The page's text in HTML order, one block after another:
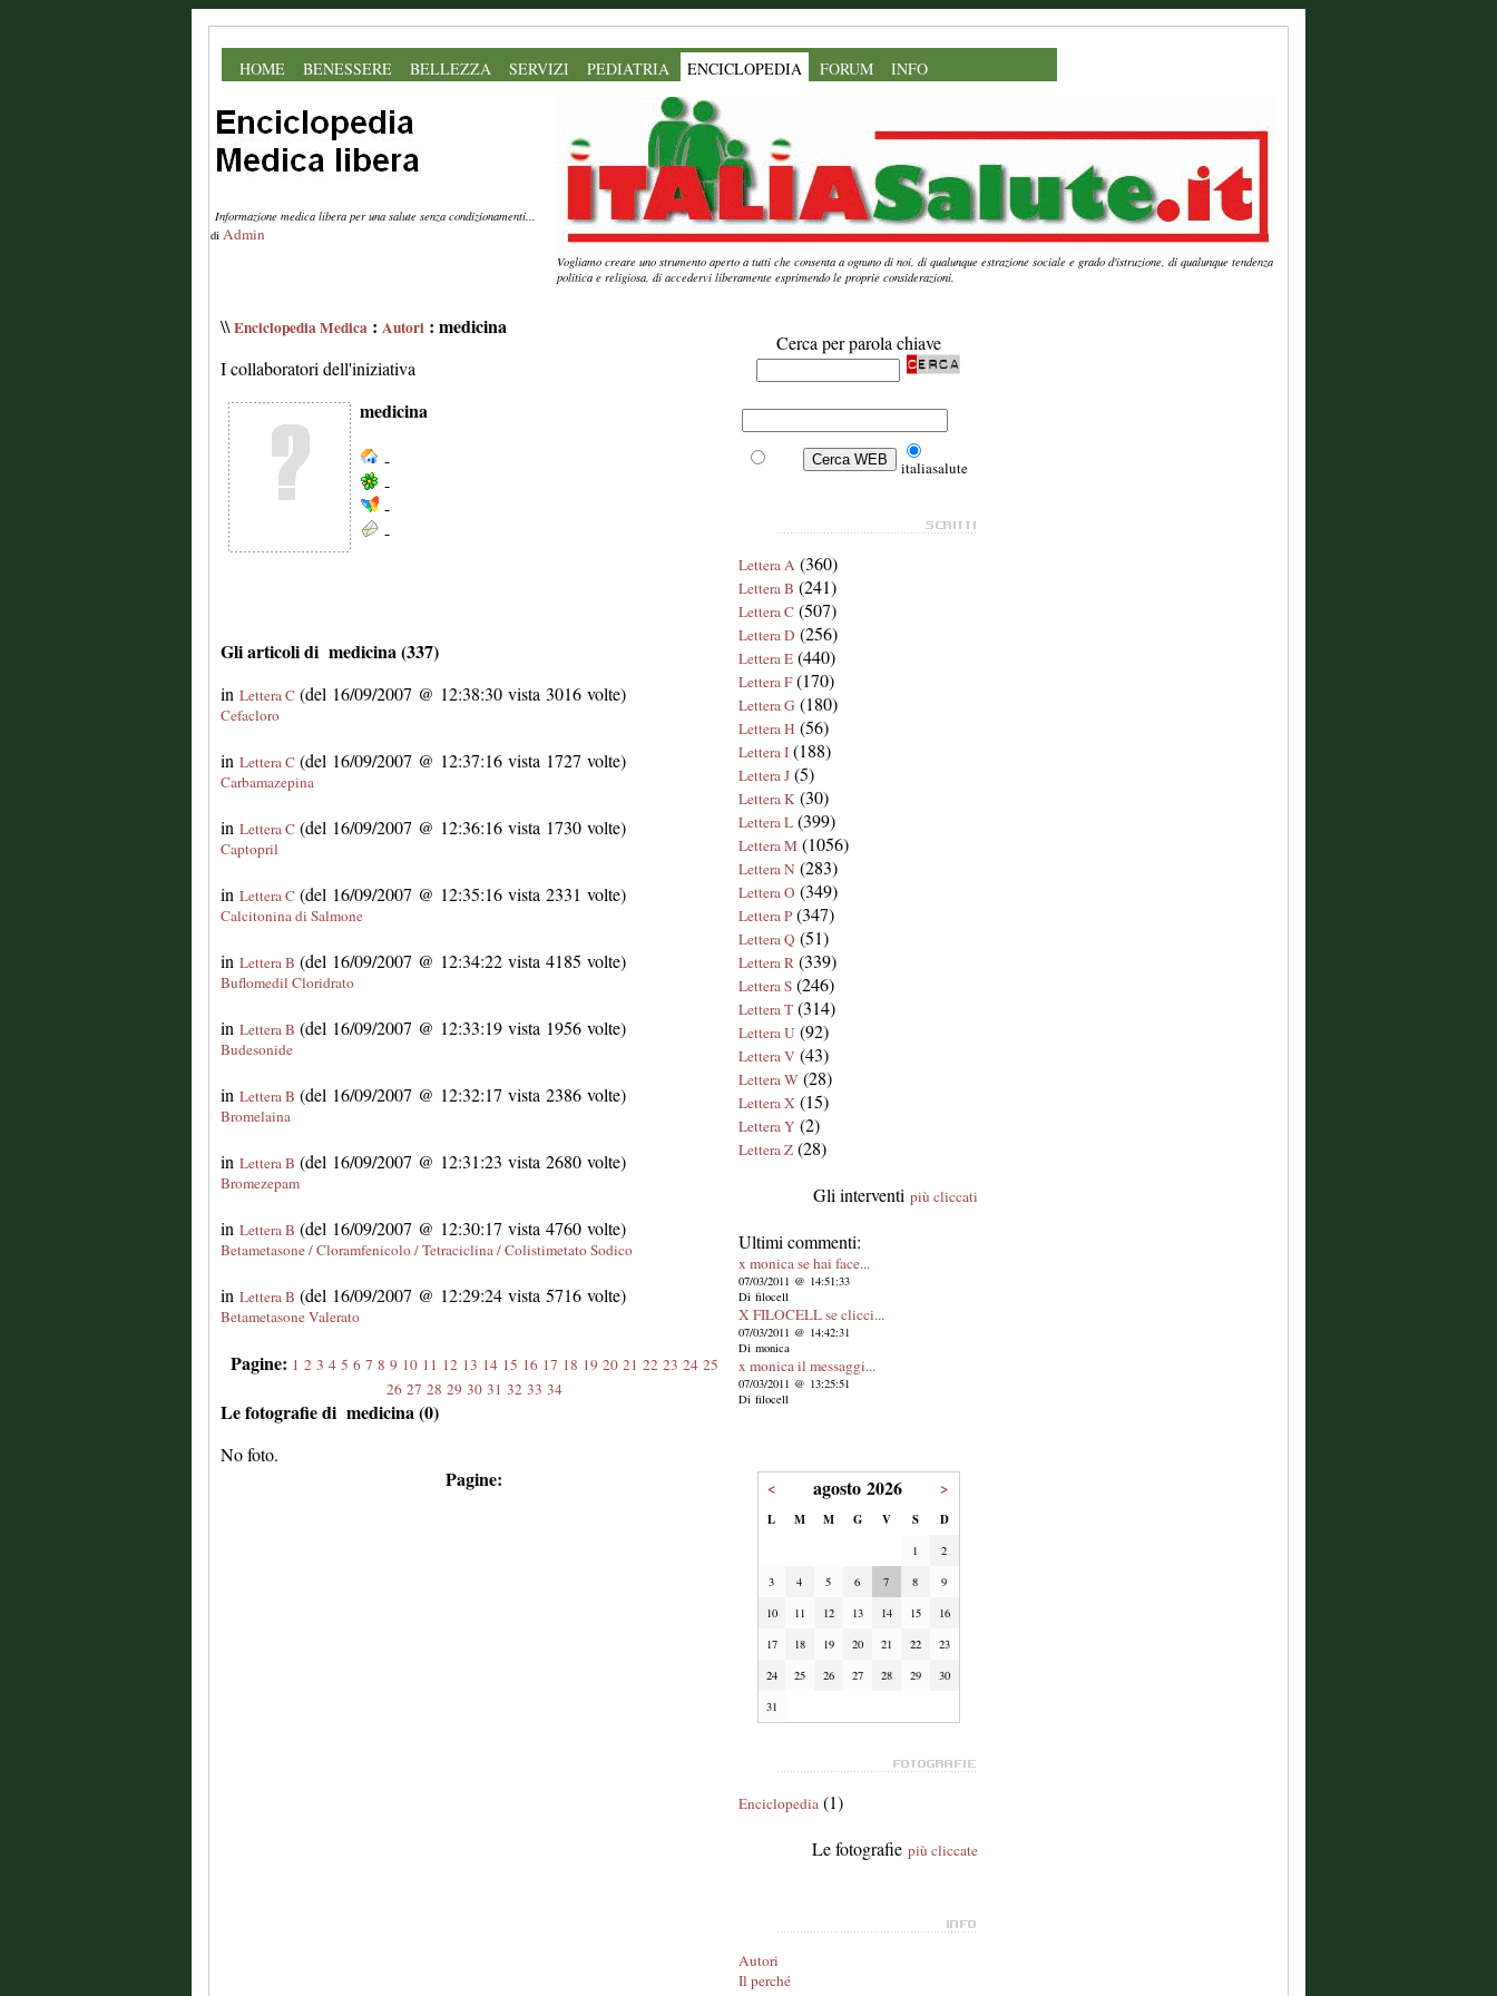
HOME BENESSERE BELLEZZA SERVIZI PEDIATRIA ENCICLOPEDIA FORUM INFO
Informazione medica libera per una salute senza condizionamenti...
di Admin
Vogliamo creare uno strumento aperto a tutti che consenta a ognuno di noi, di qualunque estrazione sociale e grado d'istruzione, di qualunque tendenza
politica e religiosa, di accedervi liberamente esprimendo le proprie considerazioni.
\\Enciclopedia Medica : Autori : medicina
I collaboratori dell'iniziativa
medicina
-
-
-
-
Gli articoli di medicina (337)
in Lettera C (del 16/09/2007 @ 12:38:30 vista 3016 volte)
Cefacloro
in Lettera C (del 16/09/2007 @ 12:37:16 vista 1727 volte)
Carbamazepina
in Lettera C (del 16/09/2007 @ 12:36:16 vista 1730 volte)
Captopril
in Lettera C (del 16/09/2007 @ 12:35:16 vista 2331 volte)
Calcitonina di Salmone
in Lettera B (del 16/09/2007 @ 12:34:22 vista 4185 volte)
Buflomedil Cloridrato
in Lettera B (del 16/09/2007 @ 12:33:19 vista 1956 volte)
Budesonide
in Lettera B (del 16/09/2007 @ 12:32:17 vista 2386 volte)
Bromelaina
in Lettera B (del 16/09/2007 @ 12:31:23 vista 2680 volte)
Bromezepam
in Lettera B (del 16/09/2007 @ 12:30:17 vista 4760 volte)
Betametasone / Cloramfenicolo / Tetraciclina / Colistimetato Sodico
in Lettera B (del 16/09/2007 @ 12:29:24 vista 5716 volte)
Betametasone Valerato
Pagine: 1 2 3 4 5 6 7 8 9 10 11 12 13 14 15 16 17 18 19 20 21 22 23 24 25
26 27 28 29 30 31 32 33 34
Le fotografie di medicina (0)
No foto.
Pagine:
Cerca per parola chiave
italiasalute
Lettera A (360)
Lettera B (241)
Lettera C (507)
Lettera D (256)
Lettera E (440)
Lettera F(170)
Lettera G (180)
Lettera H (56)
Lettera I (188)
Lettera J (5)
Lettera K (30)
Lettera L (399)
Lettera M (1056)
Lettera N (283)
Lettera O (349)
Lettera P(347)
Lettera Q (51)
Lettera R (339)
Lettera S (246)
Lettera T (314)
Lettera U (92)
Lettera V (43)
Lettera W (28)
Lettera X (15)
Lettera Y (2)
Lettera Z (28)
Gli interventi più cliccati
Ultimi commenti:
x monica se hai face...
07/03/2011 @ 14:51:33
Di filocell
X FILOCELL se clicci...
07/03/2011 @ 14:42:31
Di monica
x monica il messaggi...
07/03/2011 @ 13:25:51
Di filocell
< agosto 2026 >
L M M G V S D
1
2
3
4 5 6 7 8
9
10
11 12 13 14 15
16
17
18 19 20 21 22
23
24
25 26 27 28 29
30
31
Enciclopedia (1)
Le fotografie più cliccate
Autori
Il perché